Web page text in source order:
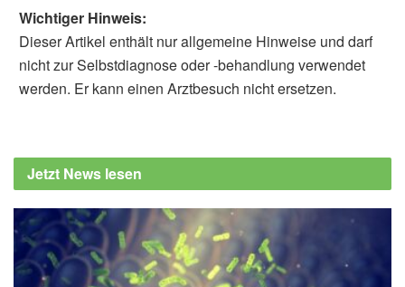
Test, (Abruf: 20.09.2020),Max-Planck-
Gesellschaft
Sebastian Contreras, Jonas Dehning,
Matthias Loidolt, F. Paul Spitzner, Jorge
H.Urrea-Quintero, Sebastian B. Mohr,
Michael Wilczek, Johannes Zierenberg,
Wichtiger Hinweis:
Dieser Artikel enthält nur allgemeine Hinweise und darf
nicht zur Selbstdiagnose oder -behandlung verwendet
werden. Er kann einen Arztbesuch nicht ersetzen.
Jetzt News lesen